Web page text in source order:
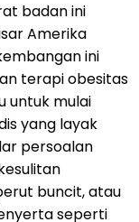
badan ini
Amerika
ini
terapi obesitas
untuk mulai
yang layak
persoalan
buncit, atau
seperti